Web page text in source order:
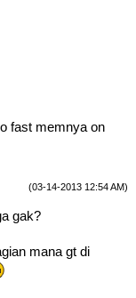
fast memnya on
(03-14-2013 12:54 AM)
gak?
mana gt di